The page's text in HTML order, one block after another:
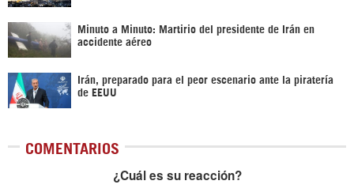
Minuto a Minuto: Martirio del presidente de Irán en
accidente aéreo
Irán, preparado para el peor escenario ante la piratería
de EEUU
COMENTARIOS